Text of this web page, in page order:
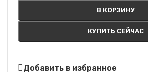
В КОРЗИНУ
КУПИТЬ СЕЙЧАС
Добавить в избранное